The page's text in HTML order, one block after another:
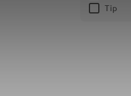
Tip